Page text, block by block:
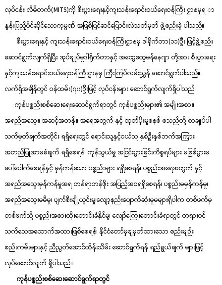
လုပ်ငန်း လီမိတက်(MITS)ကို စီးပွားရေးနှင့်ကူးသန်းရောင်းဝယ်ရေးဝန်ကြီး ဌာနမှရ ာ
နှုန်းပြည့်ပိုင်ဆိုင်သောကုမ္ပဏီ အဖြစ်ပြင်ဆင်ပြောင်းလဲသတ်မှတ် ဖွဲ့စည်းခဲ့ ပါသည်။
စီးပွားရေးနှင့် ကူးသန်းရောင်းဝယ်ရေးဝန်ကြီးဌာနမှ ဒါရိုက်တာ(၁၁)ဦး ဖြင့်ဖွဲ့စည်း
ဆောင်ရွက်လျက်ရှိပြီး အုပ်ချုပ်မှုဒါရိုက်တာနှင့် အထွေထွေမန်နေဂျာ တို့အား စီးပွားရေး
နှင့်ကူးသန်းရောင်းဝယ်ရေးဝန်ကြီးဌာနမှ ကြီးကြပ်လမ်းညွှန် ဆောင်ရွက်ပါသည်။
လက်ရှိအချိန်တွင် ဝန်ထမ်း(၇၀)ဦးဖြင့် လုပ်ငန်းများ ဆောင်ရွက်လျက်ရှိပါသည်။
ကုန်ပစ္စည်းစစ်ဆေးရေးဆောင်ရွက်ရာတွင် ကုန်ပစ္စည်းများ၏ အမျိုးအစား၊
အရည်အသွေး၊ အဆင့်အတန်း၊ အရေအတွက် နှင့် ထုတ်ပိုးမှုစနစ် စသည်တို့ စာချုပ်ပါ
သက်မှတ်ချက်အတိုင်း ရရှိရေးတွင် ရောင်းသူနှင့်ဝယ်သူ နှစ်ဦးနှစ်ဘက်အကြား
အတည်ပြုအာမခံချက် ရရှိစေရန်၊ ကုန်သွယ်မှု အငြင်းပွားခြင်းကိစ္စရပ်များ မဖြစ်ပွားမ
ပေါ်ပေါက်စေရန်နှင့် မှန်ကန်သော ပစ္စည်းများ ရရှိစေရန်၊ ပစ္စည်းအရေအတွက် နှင့်
အရည်အသွေးမှန်ကန်မှုအရ တန်ရာတန်ဖိုး အပြည့်အဝရရှိစေရန်၊ ပစ္စည်းမမှန်ကန်မှု၊
အရည်အသွေးမမီမှု၊ ပျက်စီးချို့ယွင်းမှု၊လျော့နည်းပျောက်ဆုံးမှုမများရှိပါက တစ်ဖက်မှ
တစ်ဖက်သို့ ပစ္စည်းအစားထိုးတောင်းခံနိုင်မှု၊ လျော်ကြေးတောင်းခံရာတွင် တရားဝင်
သက်သေအထောက်အထားဖြစ်စေရန်၊ နိုင်ငံတော်မှချမှတ်ထားသော စည်းမျဉ်း
စည်းကမ်းများနှင့် ညီညွတ်အောင်ထိန်းသိမ်း ဆောင်ရွက်ရန် ရည်ရွယ်ချက် များဖြင့်
လုပ်ဆောင်လျက် ရှိပါသည်။
ကုန်ပစ္စည်းစစ်ဆေးဆောင်ရွက်ရာတွင်